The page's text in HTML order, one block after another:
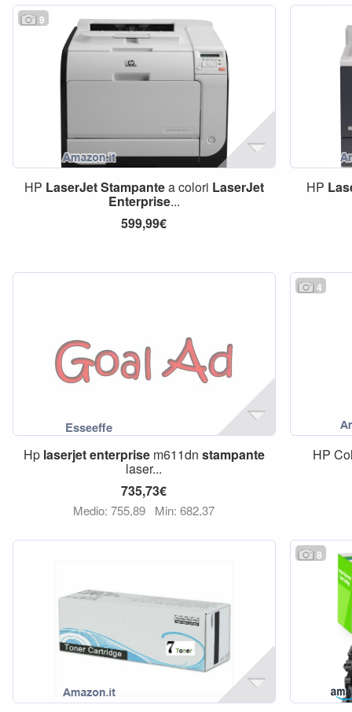
9
HP LaserJetStampantea colori LaserJet
Enterprise...
599,99€
HP
Hp laserjetenterprisem611dn stampante
laser...
735,73€
Medio: 755,89 Min: 682,37
4
HP
8